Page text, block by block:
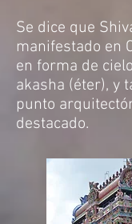
Se dice que
manifestado en
en forma de
akasha (éter), y
punto
destacado.